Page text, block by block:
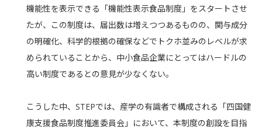
機能性を表示できる「機能性表示食品制度」をスタートさせ
たが、この制度は、届出数は増えつつあるものの、関与成分
の明確化、科学的根拠の確保などでトクホ並みのレベルが求
められていることから、中小食品企業にとってはハードルの
高い制度であるとの意見が少なくない。
こうした中、STEPでは、産学の有識者で構成される「四国健
康支援食品制度推進委員会」において、本制度の創設を目指